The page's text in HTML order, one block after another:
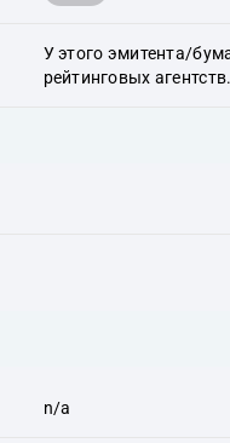
У этого эмитента/
рейтинговых агентств.
n/a